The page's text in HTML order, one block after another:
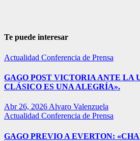
Te puede interesar
Actualidad Conferencia de Prensa
GAGO POST VICTORIA ANTE LA
CLÁSICO ES UNA ALEGRÍA».
Abr 26, 2026 Alvaro Valenzuela
Actualidad Conferencia de Prensa
GAGO PREVIO A EVERTON: